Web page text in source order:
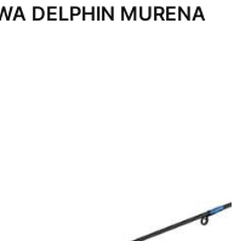
DELPHIN MURENA